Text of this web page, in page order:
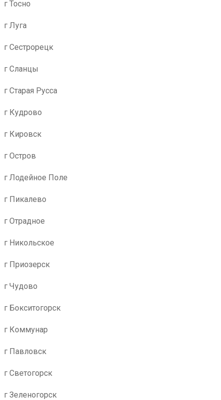
г Тосно
г Луга
г Сестрорецк
г Сланцы
г Старая Русса
г Кудрово
г Кировск
г Остров
г Лодейное Поле
г Пикалево
г Отрадное
г Никольское
г Приозерск
г Чудово
г Бокситогорск
г Коммунар
г Павловск
г Светогорск
г Зеленогорск